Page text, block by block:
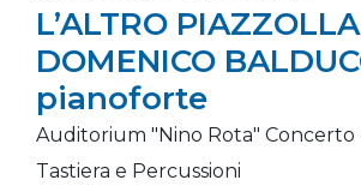
L’ALTRO
DOMENICO
pianoforte
Auditorium "Nino Rota" Concerto
Tastiera e Percussioni